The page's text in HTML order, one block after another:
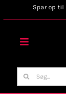
to
Spar op til
Toggle
Forside
Søg
efter: